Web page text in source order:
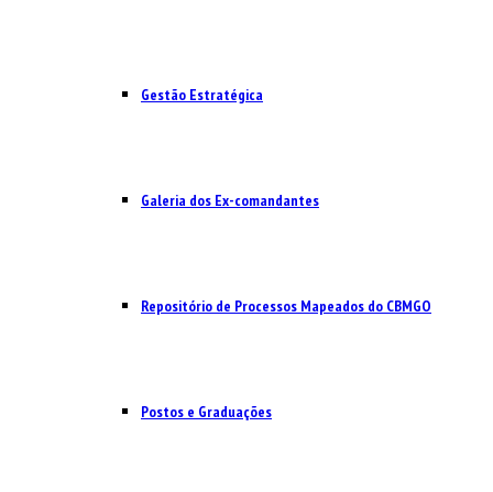
Gestão Estratégica
Galeria dos Ex-comandantes
Repositório de Processos Mapeados do CBMGO
Postos e Graduações